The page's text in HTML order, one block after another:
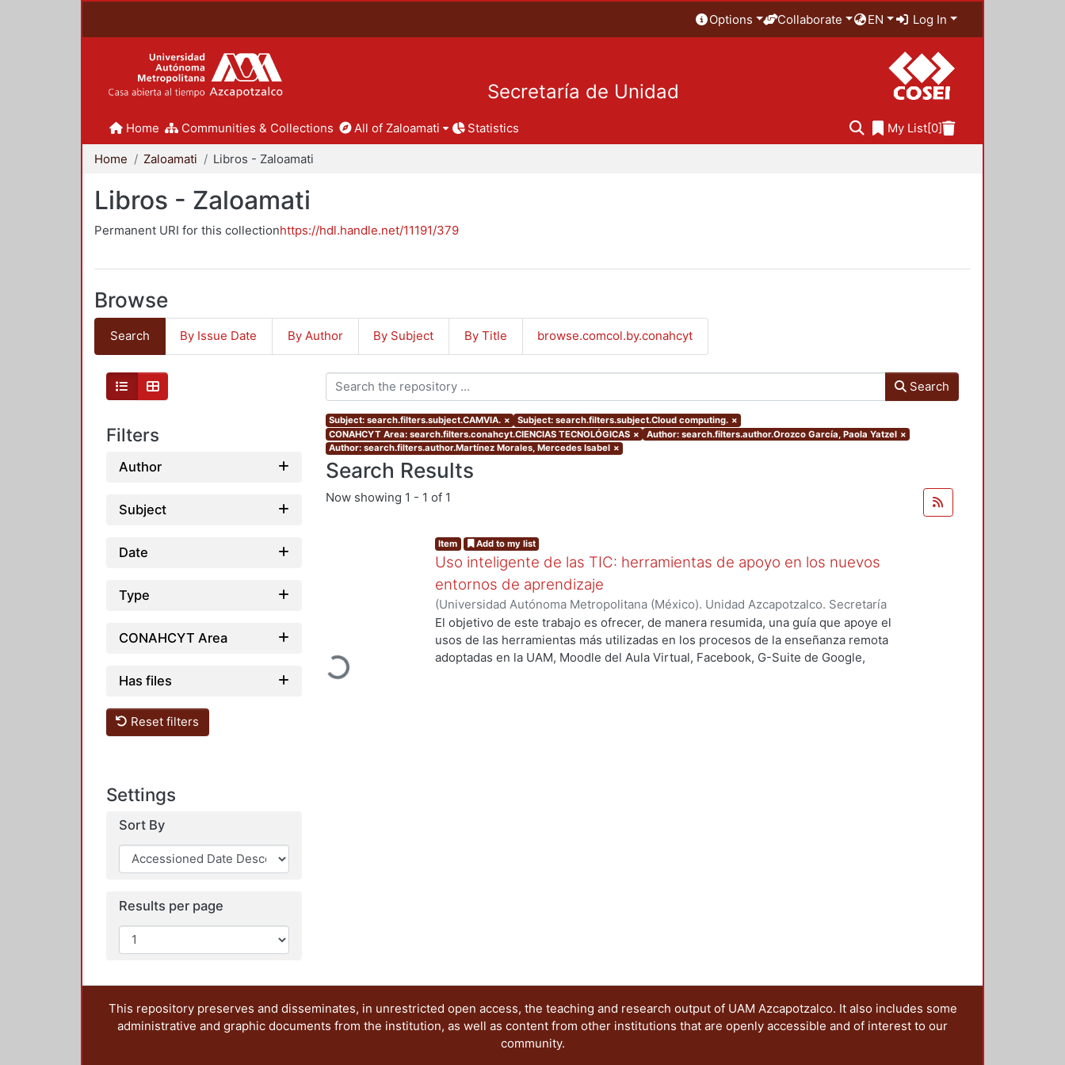
Options Collaborate EN Log In
Secretaría de Unidad
Home Communities & Collections All of Zaloamati Statistics My List[0]
Home Zaloamati Libros - Zaloamati
Libros - Zaloamati
Permanent URI for this collectionhttps://hdl.handle.net/11191/379
Browse
Search By Issue Date By Author By Subject By Title browse.comcol.by.conahcyt
Filters
Author
Subject
Date
Type
CONAHCYT Area
Has files
Reset filters
Settings
Sort By
Results per page
Search
Subject: search.filters.subject.CAMVIA. × Subject: search.filters.subject.Cloud computing. ×
CONAHCYT Area: search.filters.conahcyt.CIENCIAS TECNOLÓGICAS × Author: search.filters.author.Orozco García, Paola Yatzel ×
Author: search.filters.author.Martínez Morales, Mercedes Isabel ×
Search Results
Now showing 1 - 1 of 1
Loading...
Item Add to my list
Uso inteligente de las TIC: herramientas de apoyo en los nuevos
entornos de aprendizaje
(Universidad Autónoma Metropolitana (México). Unidad Azcapotzalco. Secretaría
Académica.,2021) García Castro, María Beatriz;Orozco García, Paola Yatzel;Puga
García, Merary Denny;Martínez Morales, Mercedes Isabel;Alvarado Hernández,
Alejandra; Tarango de la Torre, Juan Carlos
El objetivo de este trabajo es ofrecer, de manera resumida, una guía que apoye el
usos de las herramientas más utilizadas en los procesos de la enseñanza remota
adoptadas en la UAM, Moodle del Aula Virtual, Facebook, G-Suite de Google,
This repository preserves and disseminates, in unrestricted open access, the teaching and research output of UAM Azcapotzalco. It also includes some
administrative and graphic documents from the institution, as well as content from other institutions that are openly accessible and of interest to our
community.